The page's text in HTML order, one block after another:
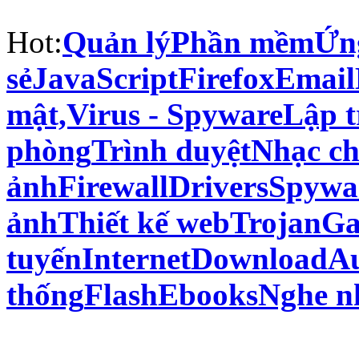
Hot:Quản lýPhần mềm
sẻJavaScriptFirefoxEmail
mật,Virus - SpywareLập
phòngTrình duyệtNhạc
ảnhFirewallDrivers
ảnhThiết kế webTrojan
tuyếnInternetDownload
thốngFlashEbooksNghe